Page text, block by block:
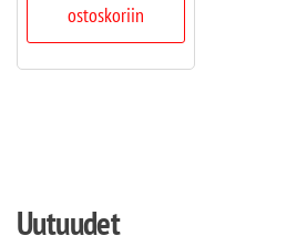
ostoskoriin
Uutuudet